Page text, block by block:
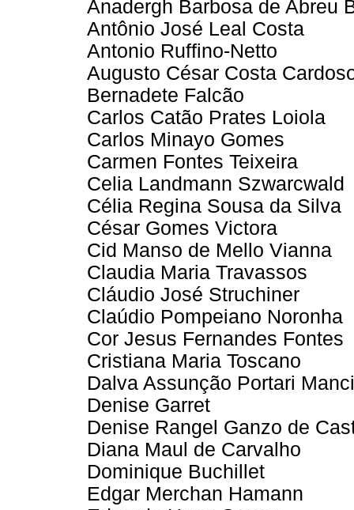
Anadergh Barbosa de Abreu
Antônio José Leal Costa
Antonio Ruffino-Netto
Augusto César Costa
Bernadete Falcão
Carlos Catão Prates Loiola
Carlos Minayo Gomes
Carmen Fontes Teixeira
Celia Landmann Szwarcwald
Célia Regina Sousa da Silva
César Gomes Victora
Cid Manso de Mello Vianna
Claudia Maria Travassos
Cláudio José Struchiner
Claúdio Pompeiano Noronha
Cor Jesus Fernandes Fontes
Cristiana Maria Toscano
Dalva Assunção Portari
Denise Garret
Denise Rangel Ganzo de
Diana Maul de Carvalho
Dominique Buchillet
Edgar Merchan Hamann